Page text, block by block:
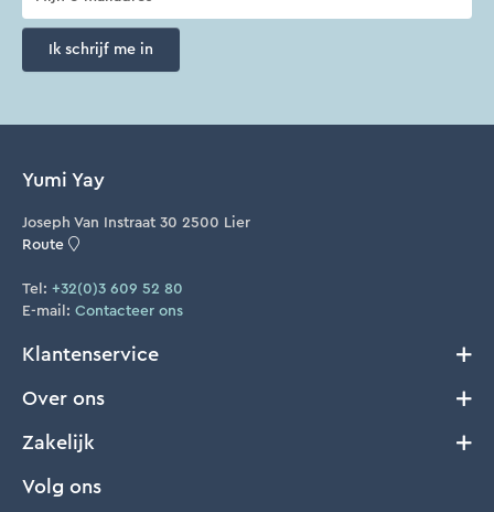
Ik schrijf me in
Yumi Yay
Joseph Van Instraat 30 2500 Lier
Route
Tel: +32(0)3 609 52 80
E-mail: Contacteer ons
Klantenservice
Verzenden en Retourneren
Privacy
Over ons
Ons verhaal
Zakelijk
B2B
Volg ons